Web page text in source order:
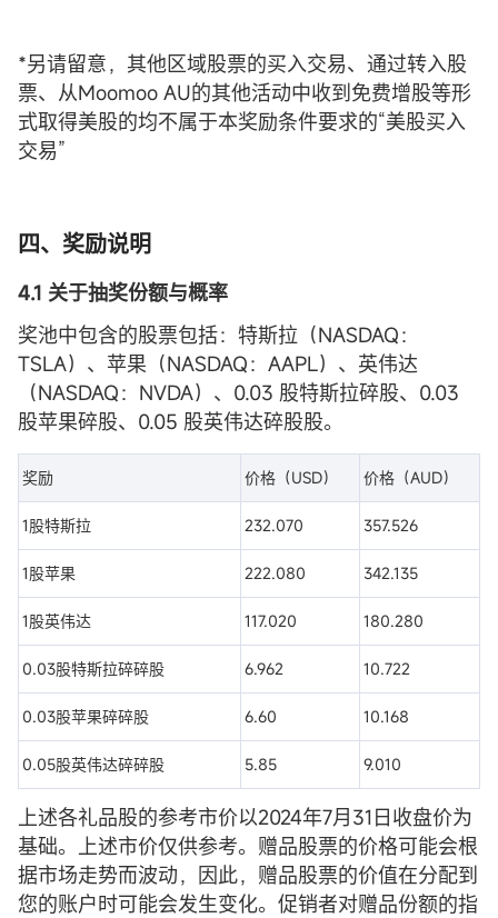
*另请留意，其他区域股票的买入交易、通过转入股
票、从Moomoo AU的其他活动中收到免费增股等形
式取得美股的均不属于本奖励条件要求的“美股买入
交易”
四、奖励说明
4.1 关于抽奖份额与概率
奖池中包含的股票包括：特斯拉（NASDAQ：
TSLA）、苹果（NASDAQ：AAPL）、英伟达
（NASDAQ：NVDA）、0.03 股特斯拉碎股、0.03
股苹果碎股、0.05 股英伟达碎股股。
奖励 价格（USD） 价格（AUD）
1股特斯拉 232.070 357.526
1股苹果 222.080 342.135
1股英伟达 117.020 180.280
0.03股特斯拉碎碎股 6.962 10.722
0.03股苹果碎碎股 6.60 10.168
0.05股英伟达碎碎股 5.85 9.010
上述各礼品股的参考市价以2024年7月31日收盘价为
基础。上述市价仅供参考。赠品股票的价格可能会根
据市场走势而波动，因此，赠品股票的价值在分配到
您的账户时可能会发生变化。促销者对赠品份额的指